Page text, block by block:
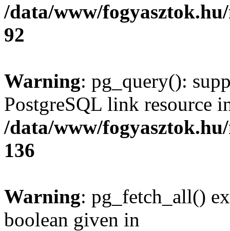
/data/www/
92
Warning: pg_query():
PostgreSQL link resource
/data/www/
136
Warning: pg_fetch_all()
boolean given in